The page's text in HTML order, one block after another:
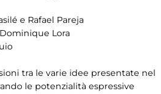
e Rafael Pareja
Lora
tra le varie idee presentate nel
le potenzialità espressive